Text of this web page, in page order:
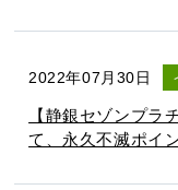
2022年07月30日
【静銀セゾンプラ
て、永久不滅ポイ